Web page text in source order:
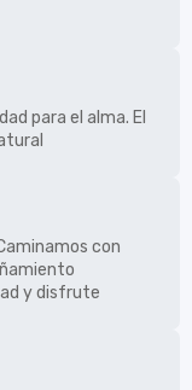
para el alma. El
con
y disfrute